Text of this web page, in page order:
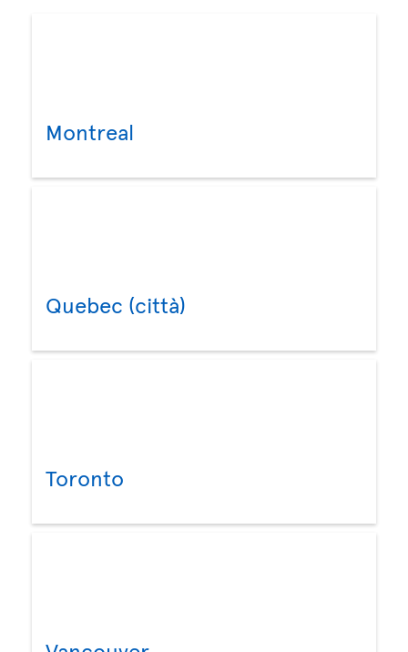
Montreal
Quebec (città)
Toronto